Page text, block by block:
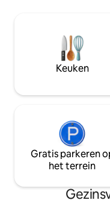
Keuken
Gratis parkeren
het terrein